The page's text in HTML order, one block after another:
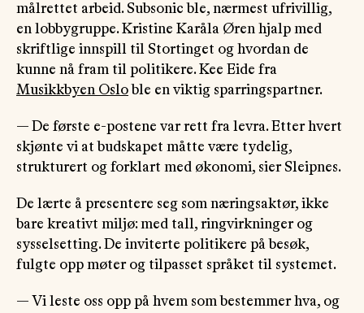
målrettet arbeid. Subsonic ble, nærmest ufrivillig,
en lobbygruppe. Kristine Karåla Øren hjalp med
skriftlige innspill til Stortinget og hvordan de
kunne nå fram til politikere. Kee Eide fra
Musikkbyen Oslo ble en viktig sparringspartner.
— De første e-postene var rett fra levra. Etter hvert
skjønte vi at budskapet måtte være tydelig,
strukturert og forklart med økonomi, sier Sleipnes.
De lærte å presentere seg som næringsaktør, ikke
bare kreativt miljø: med tall, ringvirkninger og
sysselsetting. De inviterte politikere på besøk,
fulgte opp møter og tilpasset språket til systemet.
— Vi leste oss opp på hvem som bestemmer hva, og